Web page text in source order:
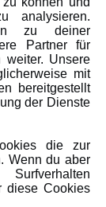
analysieren.
zu deiner
Partner für
weiter. Unsere
mit
bereitgestellt
der Dienste
die zur
Wenn du aber
diese Cookies